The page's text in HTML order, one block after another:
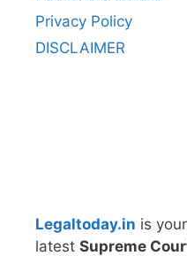
Privacy Policy
DISCLAIMER
Legaltoday.in is
latest Supreme